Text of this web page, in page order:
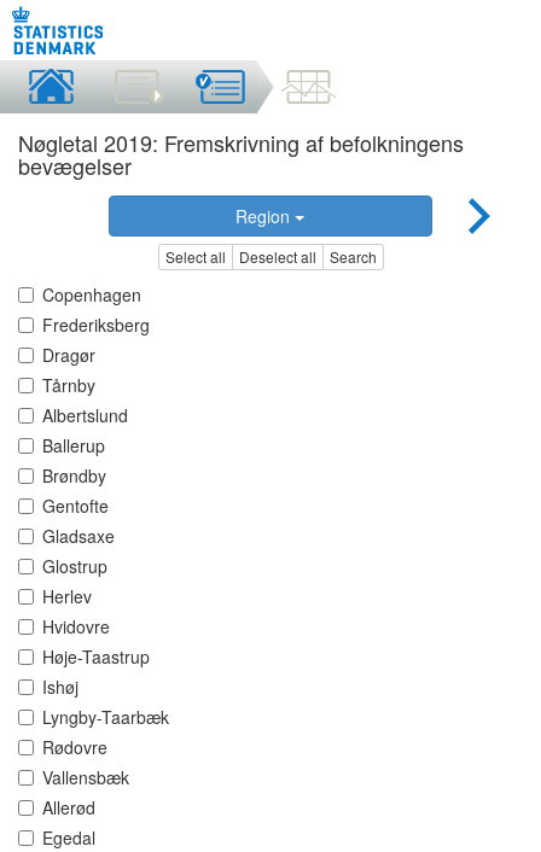
Nøgletal 2019: Fremskrivning af befolkningens
bevægelser
Region
Select all Deselect all Search
Copenhagen
Frederiksberg
Dragør
Tårnby
Albertslund
Ballerup
Brøndby
Gentofte
Gladsaxe
Glostrup
Herlev
Hvidovre
Høje-Taastrup
Ishøj
Lyngby-Taarbæk
Rødovre
Vallensbæk
Allerød
Egedal